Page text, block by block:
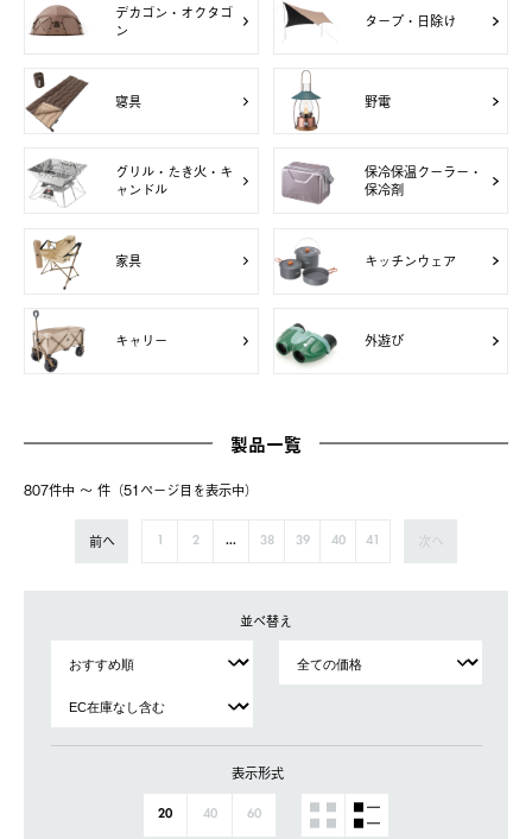
デカゴン・オクタゴ
ン
タープ・日除け
寝具 野電
グリル・たき火・キ
ャンドル
保冷保温クーラー・
保冷剤
家具 キッチンウェア
キャリー 外遊び
製品一覧
807件中 〜 件（51ページ⽬を表⽰中）
前へ 2 ... 38 39 40 41 次へ
並べ替え
表示形式
20 40 60